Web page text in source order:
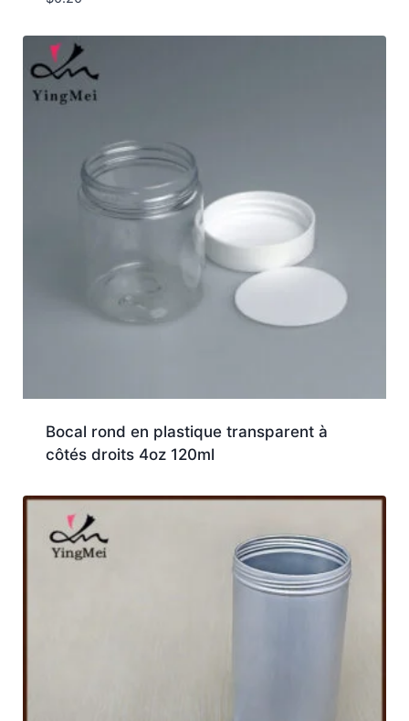
Bocal rond en plastique transparent à
côtés droits 4oz 120ml